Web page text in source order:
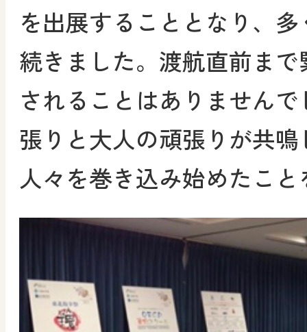
を出展することとなり、
続きました。渡航直前ま
されることはありません
張りと大人の頑張りが共
人々を巻き込み始めたこ